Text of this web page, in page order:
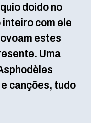
doido no
com ele
estes
Uma
canções, tudo